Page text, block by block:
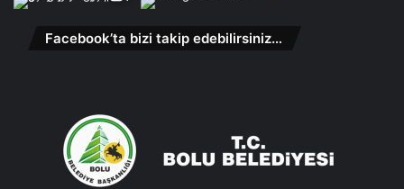
Facebook’ta bizi takip edebilirsiniz…